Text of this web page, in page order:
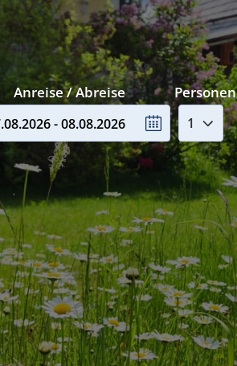
Anreise / Abreise
- 08.08.2026
Personen